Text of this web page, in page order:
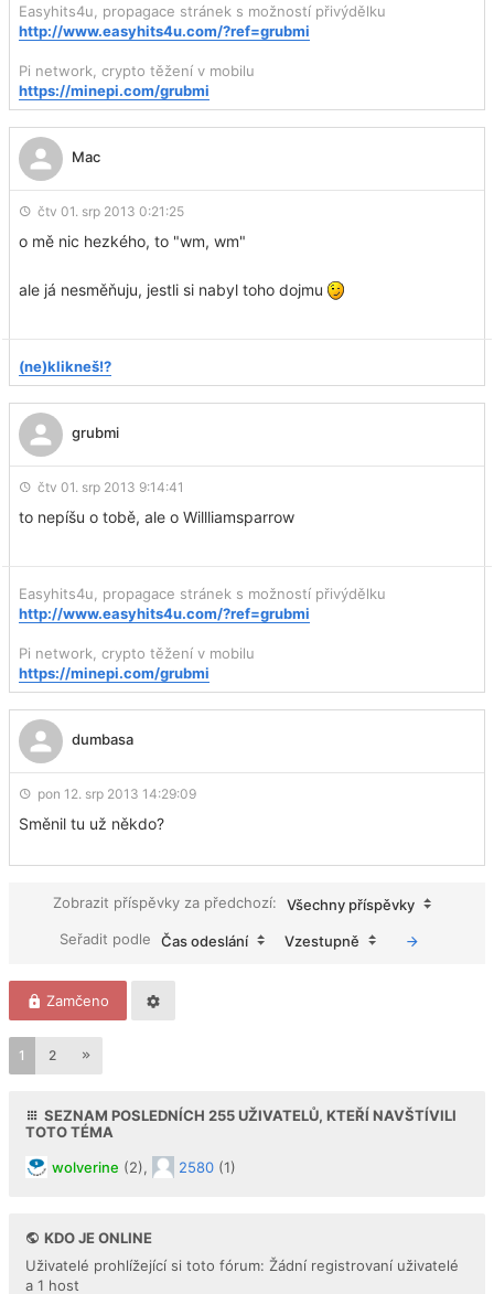
Easyhits4u, propagace stránek s možností přivýdělku
http://www.easyhits4u.com/?ref=grubmi
Pi network, crypto těžení v mobilu
https://minepi.com/grubmi
Mac
čtv 01. srp 2013 0:21:25
o mě nic hezkého, to "wm, wm"
ale já nesměňuju, jestli si nabyl toho dojmu
(ne)klikneš!?
grubmi
čtv 01. srp 2013 9:14:41
to nepíšu o tobě, ale o Willliamsparrow
Easyhits4u, propagace stránek s možností přivýdělku
http://www.easyhits4u.com/?ref=grubmi
Pi network, crypto těžení v mobilu
https://minepi.com/grubmi
dumbasa
pon 12. srp 2013 14:29:09
Směnil tu už někdo?
Zobrazit příspěvky za předchozí:
Všechny příspěvky
Seřadit podle
Čas odeslání Vzestupně
Zamčeno
1 2
SEZNAM POSLEDNÍCH 255UŽIVATELŮ, KTEŘÍ NAVŠTÍVILI
TOTO TÉMA
wolverine (2), 2580 (1)
KDO JE ONLINE
Uživatelé prohlížející si toto fórum: Žádní registrovaní uživatelé
a 1 host